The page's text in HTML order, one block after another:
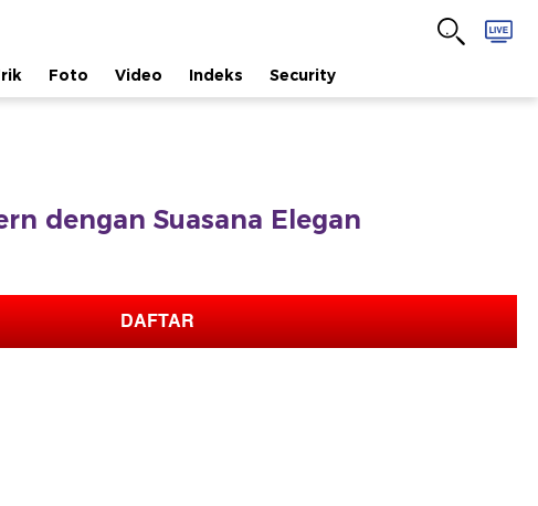
Foto Video Indeks Security
dengan Suasana Elegan
DAFTAR